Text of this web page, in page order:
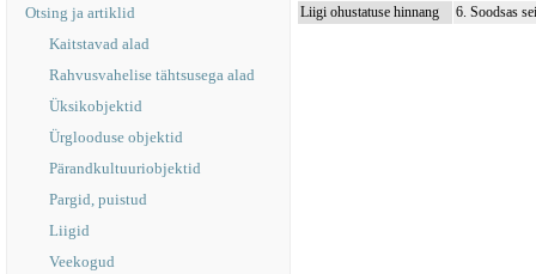
Otsing ja artiklid
Kaitstavad alad
Rahvusvahelise tähtsusega alad
Üksikobjektid
Ürglooduse objektid
Pärandkultuuriobjektid
Pargid, puistud
Liigid
Veekogud
Liigi ohustatuse hinnang
6. Soodsas